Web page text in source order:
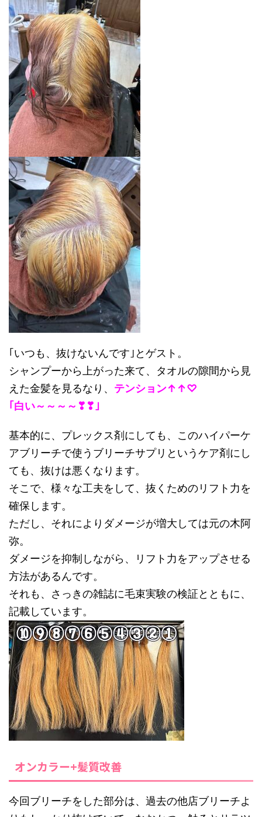
｢いつも、抜けないんです｣とゲスト。
シャンプーから上がった来て、タオルの隙間から見
えた金髪を見るなり、 テンション↑↑♡
｢白い～～～～❣❣｣
基本的に、プレックス剤にしても、このハイパーケ
アブリーチで使うブリーチサプリというケア剤にし
ても、抜けは悪くなります。
そこで、様々な工夫をして、抜くためのリフト力を
確保します。
ただし、それによりダメージが増大しては元の木阿
弥。
ダメージを抑制しながら、リフト力をアップさせる
方法があるんです。
それも、さっきの雑誌に毛束実験の検証とともに、
記載しています。
オンカラー+髪質改善
今回ブリーチをした部分は、過去の他店ブリーチよ